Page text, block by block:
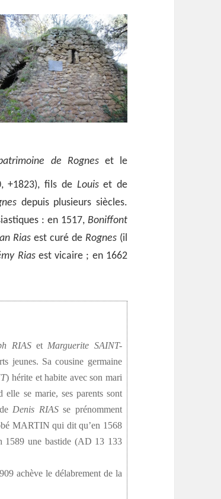
de Rogneset le
+1823), fils de Louiset de
depuis plusieurs siècles.
: en 1517, Boniffont
Riasest curé de Rognes(il
Riasest vicaire ; en 1662
RIASetMarguerite SAINT-
jeunes. Sa cousine germaine
) hérite et habite avec son mari
elle se marie, ses parents sont
deDenis RIASse prénomment
MARTIN qui dit qu’en 1568
1589 une bastide (AD 13 133
achève le délabrement de la